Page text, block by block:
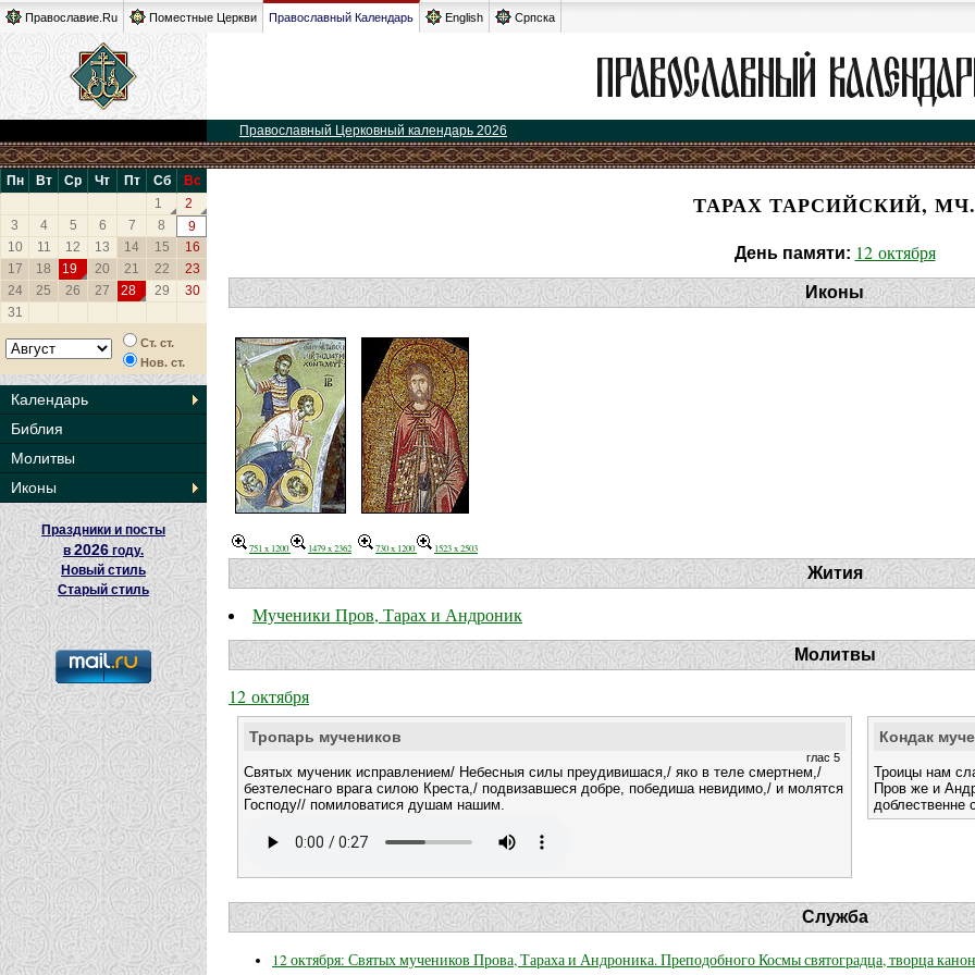
Православие.Ru Поместные Церкви Православный Календарь English Српска
Православный Церковный календарь 2026
Пн Вт Ср Чт Пт Сб
Вс
1
2
3
4 5 6 7 8
9
10
11 12 13 14 15
16
17
18 19 20 21 22
23
24
25 26 27 28 29
30
31
Ст. ст.
Нов. ст.
Календарь
Библия
Молитвы
Иконы
Праздники и посты
в2026 году.
Новый стиль
Старый стиль
ТАРАХ ТАРСИЙСКИЙ, МЧ.
День памяти: 12 октября
Иконы
751 x 1200 1479 x 2362 730 x 1200 1523 x 2503
Жития
Мученики Пров, Тарах и Андроник
Молитвы
12 октября
Тропарь мучеников
глас 5
Святых мученик исправлением/ Небесныя силы преудивишася,/ яко в теле смертнем,/
безтелеснаго врага силою Креста,/ подвизавшеся добре, победиша невидимо,/ и молятся
Господу// помиловатися душам нашим.
Кондак
Троицы нам
Пров же и
доблественне
Служба
12 октября: Святых мучеников Прова, Тараха и Андроника. Преподобного Космы святоградца, творца